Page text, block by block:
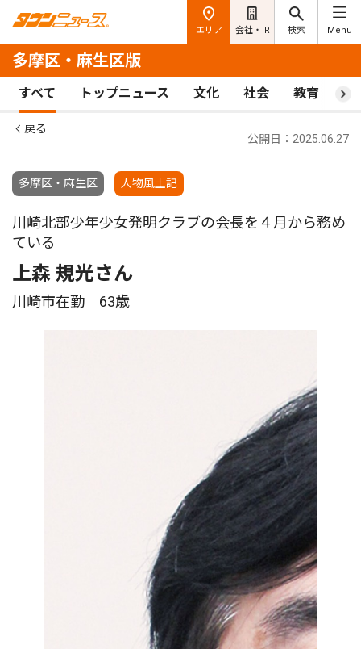
エリア 会社・IR 検索 Menu
多摩区・麻生区版
すべて トップニュース 文化 社会 教育 ス
戻る
多摩区・麻生区 人物風土記
公開日：2025.06.27
川崎北部少年少女発明クラブの会長を４月から務め
ている
上森 規光さん
川崎市在勤 63歳